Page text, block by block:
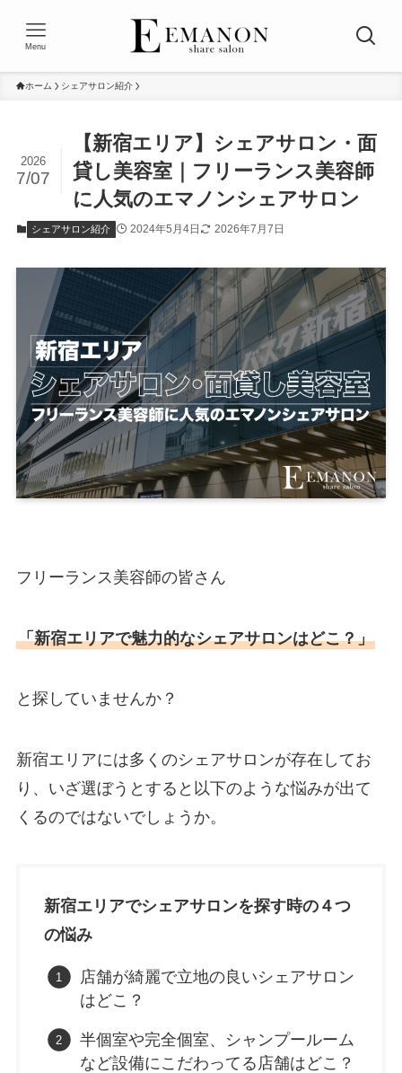
Menu
ホーム シェアサロン紹介
【新宿エリア】シェアサロン・面
貸し美容室｜フリーランス美容師
に人気のエマノンシェアサロン
2026
7/07
シェアサロン紹介 2024年5月4日 2026年7月7日
フリーランス美容師の皆さん
「新宿エリアで魅力的なシェアサロンはどこ？」
と探していませんか？
新宿エリアには多くのシェアサロンが存在してお
り、いざ選ぼうとすると以下のような悩みが出て
くるのではないでしょうか。
新宿エリアでシェアサロンを探す時の４つ
の悩み
店舗が綺麗で立地の良いシェアサロン
はどこ？
半個室や完全個室、シャンプールーム
など設備にこだわってる店舗はどこ？